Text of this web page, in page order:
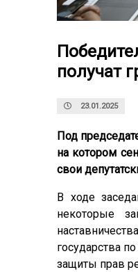
получат
23.01.2025
Под
на котором
свои
В ходе
некоторые
государства
защиты прав